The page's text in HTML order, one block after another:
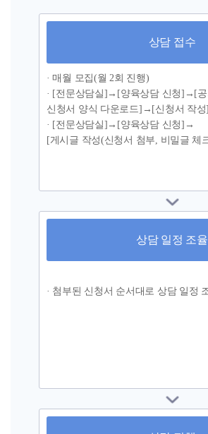
상담 접수
· 매월 모집(월 2회 진행)
· [전문상담실]→[양육상담 신청]→[공
신청서 양식 다운로드]→[신청서 작성]
· [전문상담실]→[양육상담 신청]→
[게시글 작성(신청서 첨부, 비밀글 체
상담 일정 조율
· 첨부된 신청서 순서대로 상담 일정